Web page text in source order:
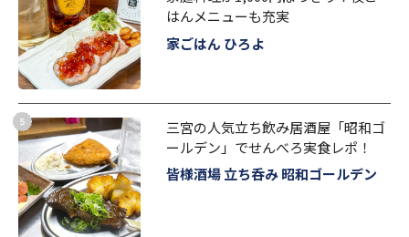
はんメニューも充実
家ごはん ひろよ
三宮の人気立ち飲み居酒屋「昭和ゴ
ールデン」でせんべろ実食レポ！
皆様酒場 立ち呑み 昭和ゴールデン